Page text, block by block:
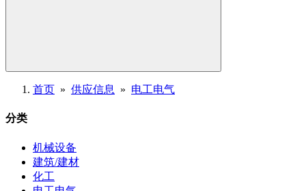
首页 » 供应信息 » 电工电气
分类
机械设备
建筑/建材
化工